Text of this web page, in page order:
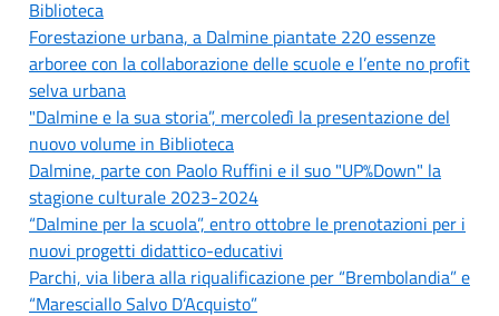
Biblioteca
Forestazione urbana, a Dalmine piantate 220 essenze
arboree con la collaborazione delle scuole e l’ente no profit
selva urbana
"Dalmine e la sua storia”, mercoledì la presentazione del
nuovo volume in Biblioteca
Dalmine, parte con Paolo Ruffini e il suo "UP%Down" la
stagione culturale 2023-2024
“Dalmine per la scuola”, entro ottobre le prenotazioni per i
nuovi progetti didattico-educativi
Parchi, via libera alla riqualificazione per “Brembolandia” e
“Maresciallo Salvo D’Acquisto”